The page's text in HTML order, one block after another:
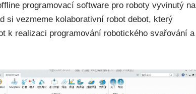
programovací software pro roboty vyvinutý na
si vezmeme kolaborativní robot debot, který
k realizaci programování robotického svařování a